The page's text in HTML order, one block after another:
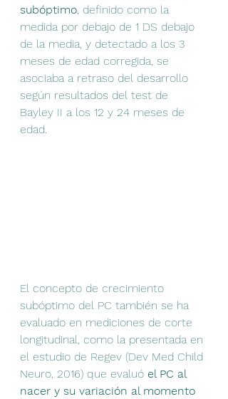
subóptimo , definido como la
medida por debajo de 1 DS debajo
de la media, y detectado a los 3
meses de edad corregida, se
asociaba a retraso del desarrollo
según resultados del test de
Bayley II a los 12 y 24 meses de
edad.
El concepto de crecimiento
subóptimo del PC también se ha
evaluado en mediciones de corte
longitudinal, como la presentada en
el estudio de Regev (Dev Med Child
Neuro, 2016) que evaluó el PC al
nacer y su variación al momento